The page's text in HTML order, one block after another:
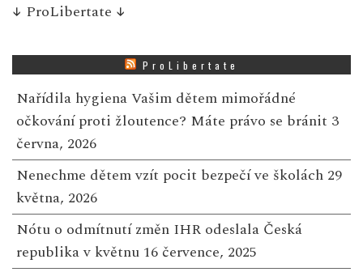
↓ ProLibertate ↓
ProLibertate
Nařídila hygiena Vašim dětem mimořádné
očkování proti žloutence? Máte právo se bránit 3
června, 2026
Nenechme dětem vzít pocit bezpečí ve školách 29
května, 2026
Nótu o odmítnutí změn IHR odeslala Česká
republika v květnu 16 července, 2025